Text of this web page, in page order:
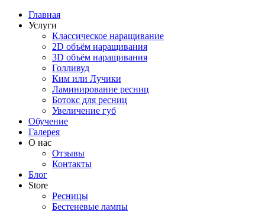
Главная
Услуги
Классическое наращивание
2D объём наращивания
3D объём наращивания
Голливуд
Ким или Лучики
Ламинирование ресниц
Ботокс для ресниц
Увеличение губ
Обучение
Галерея
О нас
Отзывы
Контакты
Блог
Store
Ресницы
Бестеневые лампы